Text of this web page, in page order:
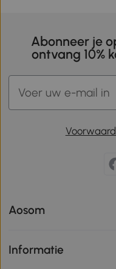
Abonneer je
ontvang 10%
Aosom
Informatie